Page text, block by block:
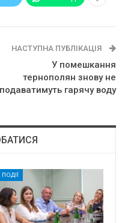
НАСТУПНА ПУБЛІКАЦІЯ
У помешкання
тернополян знову не
подаватимуть гарячу воду
ПОДІЇ